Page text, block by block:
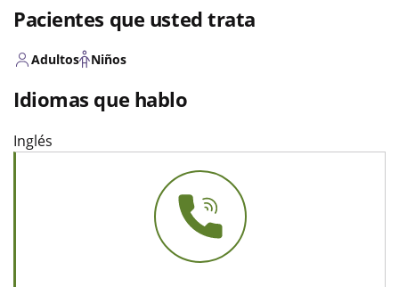
Pacientes que usted trata
Adultos Niños
Idiomas que hablo
Inglés